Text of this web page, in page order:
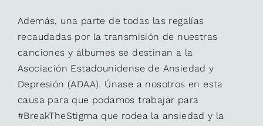
Además, una parte de todas las regalías
recaudadas por la transmisión de nuestras
canciones y álbumes se destinan a la
Asociación Estadounidense de Ansiedad y
Depresión (ADAA). Únase a nosotros en esta
causa para que podamos trabajar para
#BreakTheStigma que rodea la ansiedad y la